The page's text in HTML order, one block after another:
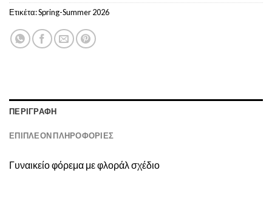
Ετικέτα:Spring-Summer 2026
ΠΕΡΙΓΡΑΦΉ
ΕΠΙΠΛΈΟΝ ΠΛΗΡΟΦΟΡΊΕΣ
Γυναικείο φόρεμα με φλοράλ σχέδιο